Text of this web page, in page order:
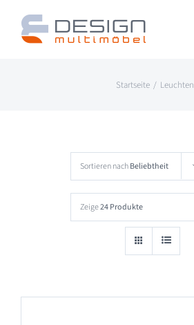
Zum
Inhalt
Startseite Leuchten
Sortieren nachBeliebtheit
Zeige24 Produkte